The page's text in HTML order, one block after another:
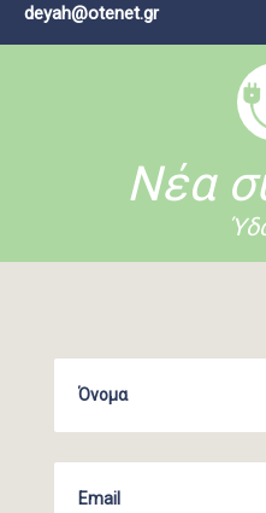
deyah@otenet.gr
Νέα